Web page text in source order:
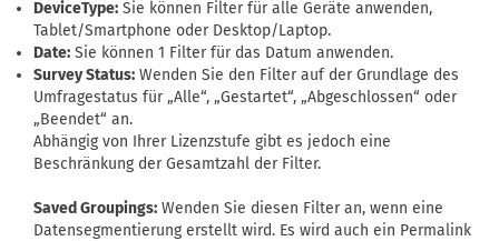
DeviceType: Sie können Filter für alle Geräte anwenden,
Tablet/Smartphone oder Desktop/Laptop.
Date: Sie können 1 Filter für das Datum anwenden.
Survey Status: Wenden Sie den Filter auf der Grundlage des
Umfragestatus für „Alle“, „Gestartet“, „Abgeschlossen“ oder
„Beendet“ an.
Abhängig von Ihrer Lizenzstufe gibt es jedoch eine
Beschränkung der Gesamtzahl der Filter.
Saved Groupings: Wenden Sie diesen Filter an, wenn eine
Datensegmentierung erstellt wird. Es wird auch ein Permalink